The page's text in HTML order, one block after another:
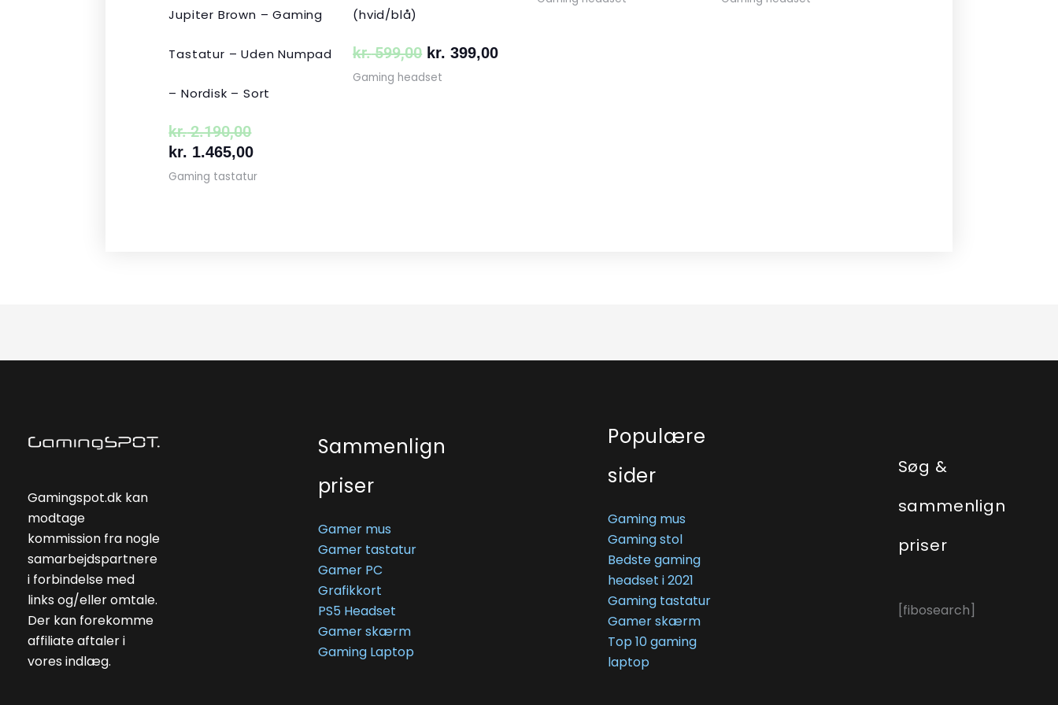
Jupiter Brown – Gaming
Tastatur – Uden Numpad
– Nordisk – Sort
kr.2.190,00
kr. 1.465,00
Gaming tastatur
(hvid/blå)
kr.599,00 kr. 399,00
Gaming headset
Gamingspot.dk kan
modtage
kommission fra nogle
samarbejdspartnere
i forbindelse med
links og/eller omtale.
Der kan forekomme
affiliate aftaler i
vores indlæg.
Sammenlign
priser
Gamer mus
Gamer tastatur
Gamer PC
Grafikkort
PS5 Headset
Gamer skærm
Gaming Laptop
Populære
sider
Gaming mus
Gaming stol
Bedste gaming
headset i 2021
Gaming tastatur
Gamer skærm
Top 10 gaming
laptop
Søg &
sammenlign
priser
[fibosearch]